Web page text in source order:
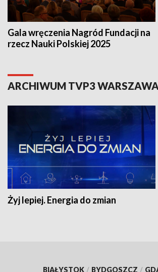
Gala wręczenia Nagród Fundacji na
rzecz Nauki Polskiej 2025
ARCHIWUM TVP3
Żyj lepiej. Energia do zmian
BIAŁYSTOK / BYDGOSZCZ /